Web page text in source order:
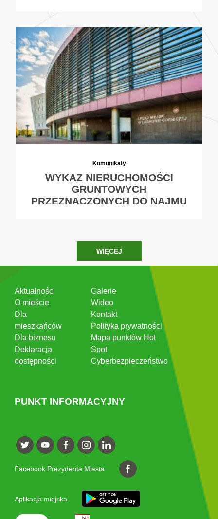
Komunikaty
WYKAZ NIERUCHOMOŚCI
GRUNTOWYCH
PRZEZNACZONYCH DO NAJMU
WIĘCEJ
Aktualności
O mieście
Dla
mieszkańców
Dla biznesu
Deklaracja
dostępności
Galerie
Wideo
Kontakt
Polityka prywatności
Mapa punktów Hot
Spot
Cyberbezpieczeństwo
PUNKT INFORMACYJNY
Facebook Prezydenta Miasta
Aplikacja miejska